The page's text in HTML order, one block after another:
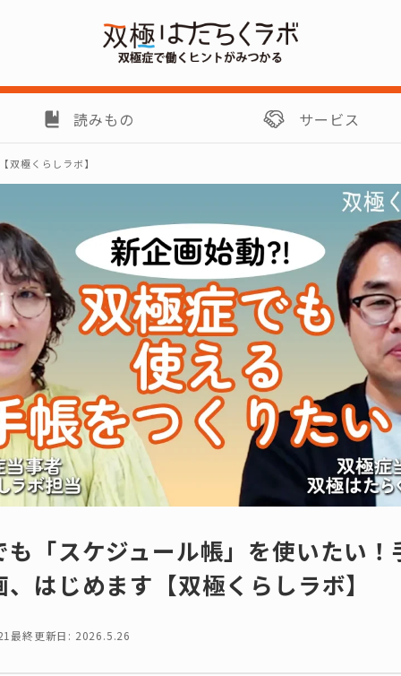
読みもの サービス
双極くらしラボ】
も「スケジュール帳」を使いたい！
はじめます【双極くらしラボ】
最終更新日: 2026.5.26